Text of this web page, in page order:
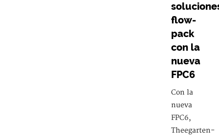
flow-
pack
con la
nueva
FPC6
Con la
nueva
FPC6,
Theegarten-